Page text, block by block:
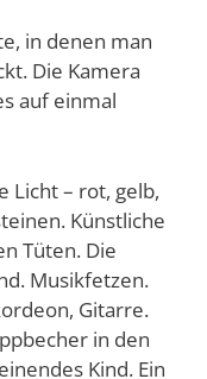
in denen man
Die Kamera
auf einmal
Licht – rot, gelb,
Künstliche
Tüten. Die
Musikfetzen.
Gitarre.
in den
Kind. Ein